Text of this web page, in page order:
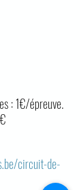
: 1€/épreuve.
circuit-de-